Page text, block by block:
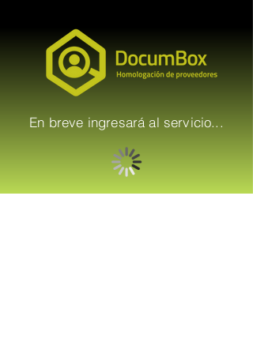
En breve ingresará al servicio...